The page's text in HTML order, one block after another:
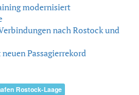
modernisiert
nach Rostock und
Passagierrekord
Rostock-Laage